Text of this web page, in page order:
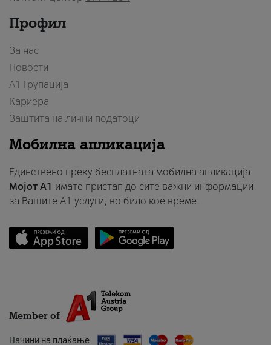
Профил
За нас
Новости
А1 Групација
Кариера
Заштита на лични податоци
Мобилна апликација
Единствено преку бесплатната мобилна апликација
Мојот A1 имате пристап до сите важни информации
за Вашите A1 услуги, во било кое време.
Member of
Начини на плаќање